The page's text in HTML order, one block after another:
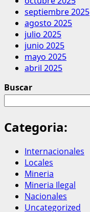
septiembre 2025
agosto 2025
julio 2025
junio 2025
mayo 2025
abril 2025
Buscar
Categoria:
Internacionales
Locales
Mineria
Mineria Ilegal
Nacionales
Uncategorized